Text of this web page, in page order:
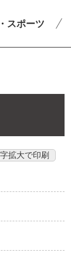
スポーツ
拡大で印刷